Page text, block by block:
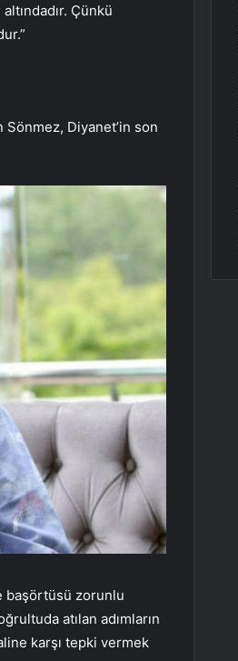
Çünkü
Diyanet’in son
başörtüsü zorunlu
atılan adımların
karşı tepki vermek